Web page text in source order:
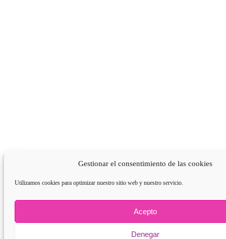
Gestionar el consentimiento de las cookies
Utilizamos cookies para optimizar nuestro sitio web y nuestro servicio.
Acepto
Denegar